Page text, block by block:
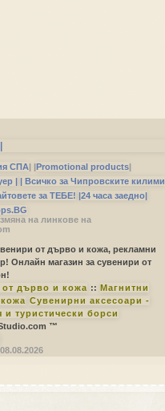
СПА| |Promotional products|
| | Всичко за Чипровските килими
за ТЕБЕ! |24 часа заедно|
на линкове на
от дърво и кожа, рекламни
Онлайн магазин за сувенири от
дърво и кожа :: Магнитни
Сувенирни аксесоари -
и туристически борси
™